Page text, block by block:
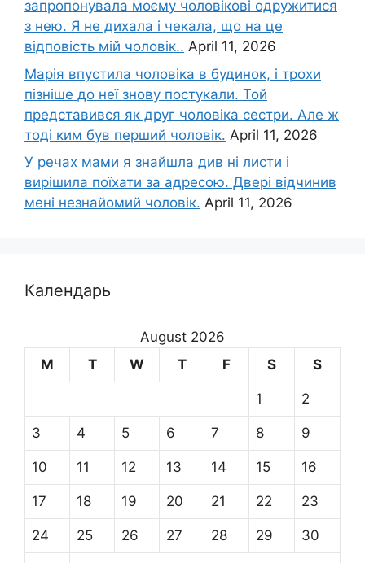
запропонувала моєму чоловікові одружитися
з нею. Я не дихала і чекала, що на це
відповість мій чоловік.. April 11, 2026
Марія впустила чоловіка в будинок, і трохи
пізніше до неї знову постукали. Той
представився як друг чоловіка сестри. Але ж
тоді ким був перший чоловік. April 11, 2026
У речах мами я знайшла див ні листи і
вирішила поїхати за адресою. Двері відчинив
мені незнайомий чоловік. April 11, 2026
Календарь
August 2026
M
T W T F S S
1 2
3 4 5 6 7 8 9
10 11 12 13 14 15 16
17 18 19 20 21 22 23
24 25 26 27 28 29 30